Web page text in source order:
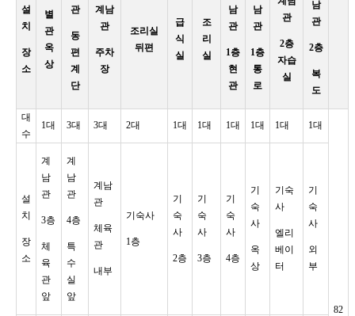
설
치
장
소
별
관
옥
상
관
동
편
계
단
계남
관
주차
장
조리실
뒤편
급
식
실
조
리
실
남
관
1층
현
관
남
관
1층
통
로
관
2층
자습
실
남
관
2층
복
도
대
수
1대 3대 3대 2대 1대 1대 1대 1대 1대 1대
82
설
치
장
소
계
남
관
3층
체
육
관
앞
계
남
관
4층
특
수
실
앞
계남
관
체육
관
내부
기숙사
1층
기
숙
사
2층
기
숙
사
3층
기
숙
사
4층
기
숙
사
옥
상
기숙
사
엘리
베이
터
기
숙
사
외
부